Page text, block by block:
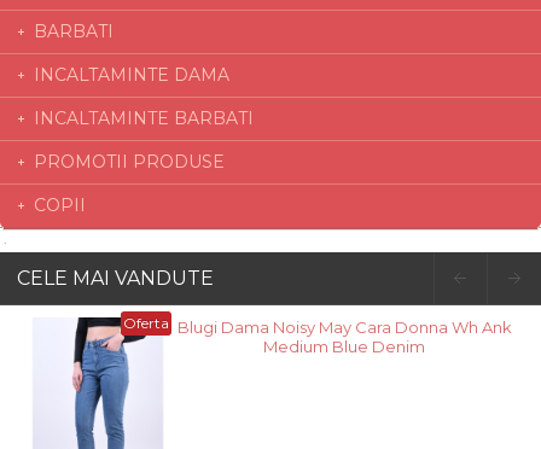
BARBATI
INCALTAMINTE DAMA
INCALTAMINTE BARBATI
PROMOTII PRODUSE
COPII
CELE MAI VANDUTE
Oferta Blugi Dama Noisy May Cara Donna Wh Ank
Medium Blue Denim